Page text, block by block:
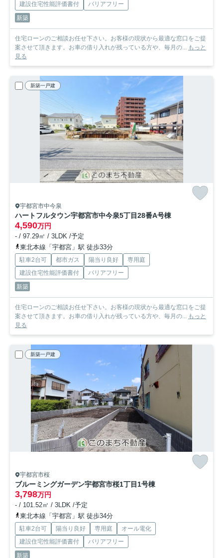
建設住宅性能評価書付
バリアフリー
新築
住宅ローンのご相談お任せ下さい。お客様の現状から最適な窓口をご提
案させて頂きます。お車の借り入れが残っている方や、毎月の... もっと
見る
新築一戸建
宇都宮市中今泉
ハートフルタウン宇都宮市中今泉5丁目28番A号棟
4,590万円
- / 97.29㎡ / 3LDK /予定
東北本線「宇都宮」駅 徒歩33分
駐車2台可 都市ガス 陽当り良好
専用庭
建設住宅性能評価書付
バリアフリー
新築
住宅ローンのご相談お任せ下さい。お客様の現状から最適な窓口をご提
案させて頂きます。お車の借り入れが残っている方や、毎月の... もっと
見る
新築一戸建
宇都宮市桜
ブルーミングガーデン宇都宮市桜1丁目 1号棟
3,798万円
- / 101.52㎡ / 3LDK /予定
東北本線「宇都宮」駅 徒歩34分
駐車2台可 陽当り良好 専用庭
オール電化
建設住宅性能評価書付
バリアフリー
新築